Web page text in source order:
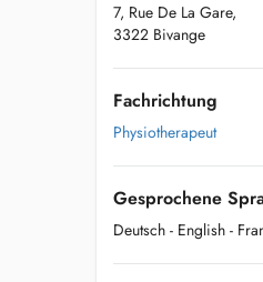
7, Rue De La Gare,
3322 Bivange
Fachrichtung
Physiotherapeut
Gesprochene
Deutsch - English -